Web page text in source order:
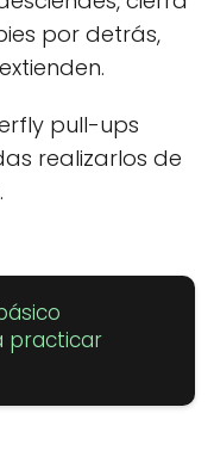
por detrás,
pull-ups
realizarlos de
practicar